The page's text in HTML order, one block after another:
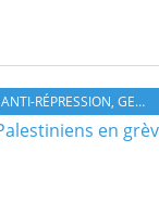
ANTI-RÉPRESSION, GEORGES IBRAHIM ABDALLAH